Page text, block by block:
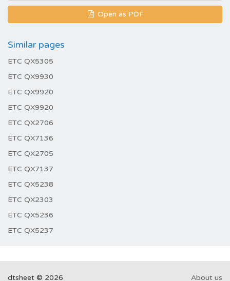
Open as PDF
Similar pages
ETC QX5305
ETC QX9930
ETC QX9920
ETC QX9920
ETC QX2706
ETC QX7136
ETC QX2705
ETC QX7137
ETC QX5238
ETC QX2303
ETC QX5236
ETC QX5237
dtsheet © 2026 About us